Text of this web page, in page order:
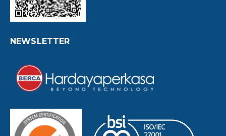
NEWSLETTER